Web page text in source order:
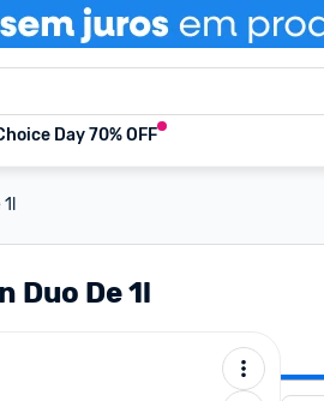
Day 70% OFF
Duo De 1l